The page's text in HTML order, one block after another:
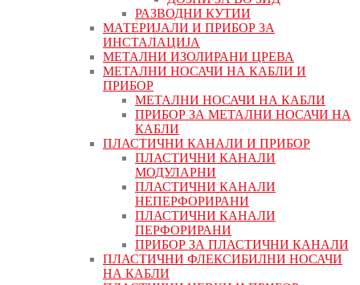
РАЗВОДНИ КУТИИ
МАТЕРИЈАЛИ И ПРИБОР ЗА
ИНСТАЛАЦИЈА
МЕТАЛНИ ИЗОЛИРАНИ ЦРЕВА
МЕТАЛНИ НОСАЧИ НА КАБЛИ И
ПРИБОР
МЕТАЛНИ НОСАЧИ НА КАБЛИ
ПРИБОР ЗА МЕТАЛНИ НОСАЧИ НА
КАБЛИ
ПЛАСТИЧНИ КАНАЛИ И ПРИБОР
ПЛАСТИЧНИ КАНАЛИ
МОДУЛАРНИ
ПЛАСТИЧНИ КАНАЛИ
НЕПЕРФОРИРАНИ
ПЛАСТИЧНИ КАНАЛИ
ПЕРФОРИРАНИ
ПРИБОР ЗА ПЛАСТИЧНИ КАНАЛИ
ПЛАСТИЧНИ ФЛЕКСИБИЛНИ НОСАЧИ
НА КАБЛИ